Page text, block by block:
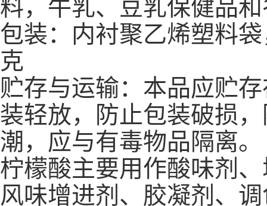
料，牛乳、豆乳保健品
包装：内衬聚乙烯塑料
克
贮存与运输：本品应贮
装轻放，防止包装破损
潮，应与有毒物品隔离。
柠檬酸主要用作酸味剂
风味增进剂、胶凝剂、